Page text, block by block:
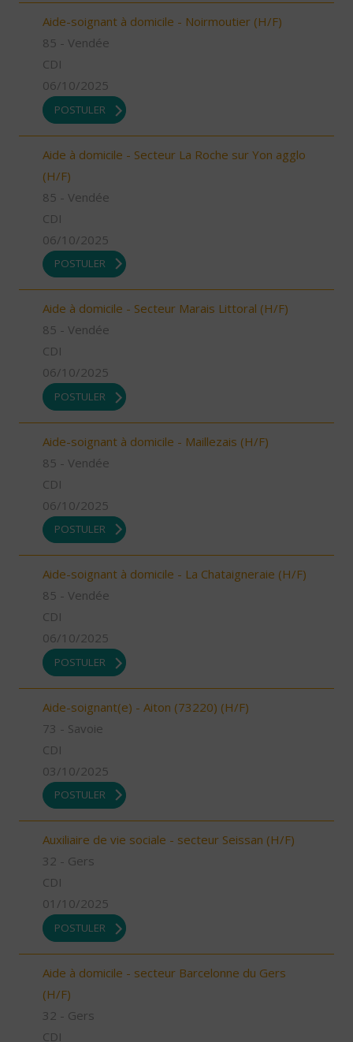
Aide-soignant à domicile - Noirmoutier (H/F)
85 - Vendée
CDI
06/10/2025
POSTULER
Aide à domicile - Secteur La Roche sur Yon agglo
(H/F)
85 - Vendée
CDI
06/10/2025
POSTULER
Aide à domicile - Secteur Marais Littoral (H/F)
85 - Vendée
CDI
06/10/2025
POSTULER
Aide-soignant à domicile - Maillezais (H/F)
85 - Vendée
CDI
06/10/2025
POSTULER
Aide-soignant à domicile - La Chataigneraie (H/F)
85 - Vendée
CDI
06/10/2025
POSTULER
Aide-soignant(e) - Aiton (73220) (H/F)
73 - Savoie
CDI
03/10/2025
POSTULER
Auxiliaire de vie sociale - secteur Seissan (H/F)
32 - Gers
CDI
01/10/2025
POSTULER
Aide à domicile - secteur Barcelonne du Gers
(H/F)
32 - Gers
CDI